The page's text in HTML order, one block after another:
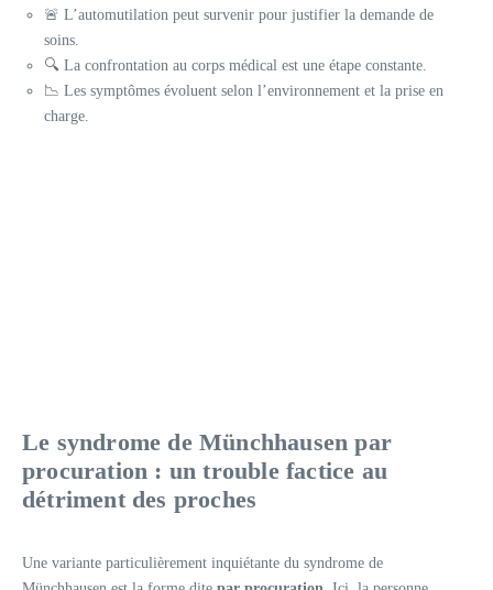
🚨 L’automutilation peut survenir pour justifier la demande de
soins.
🔍 La confrontation au corps médical est une étape constante.
📉 Les symptômes évoluent selon l’environnement et la prise en
charge.
Le syndrome de Münchhausen par
procuration : un trouble factice au
détriment des proches
Une variante particulièrement inquiétante du syndrome de